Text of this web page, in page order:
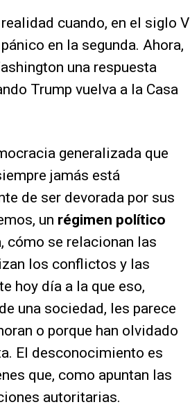
cuando, en el siglo V
en la segunda. Ahora,
una respuesta
Trump vuelva a la Casa
generalizada que
jamás está
de ser devorada por sus
un régimen político
, cómo se relacionan las
los conflictos y las
hoy día a la que eso,
una sociedad, les parece
o porque han olvidado
El desconocimiento es
que, como apuntan las
autoritarias.